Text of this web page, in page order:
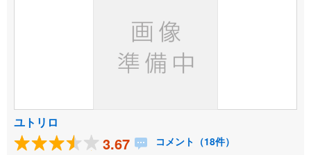
ユトリロ
3.67 コメント（18件）